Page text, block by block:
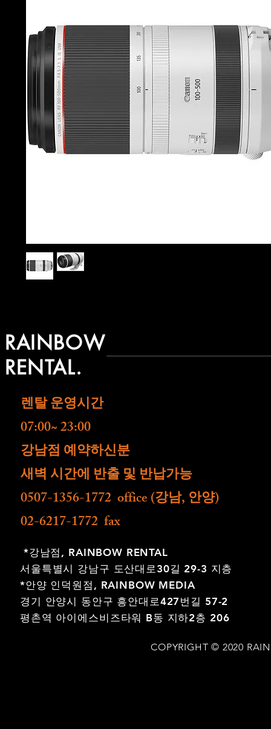
RAINBOW
RENTAL.
렌탈 운영시간
07:00~ 23:00
​강남점 예약하신분
새벽 시간에 반출 및 반납가능
0507-1356-1772 office (강남, 안양)
02-6217-1772 fax
*강남점, RAINBOW RENTAL
서울특별시 강남구 도산대로30길 29-3 지층
*안양 인덕원점, RAINBOW MEDIA
경기 안양시 동안구 흥안대로427번길 57-2
평촌역 아이에스비즈타워 B동 지하2층 206
COPYRIGHT © 2020